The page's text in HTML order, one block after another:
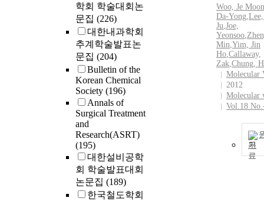
학회 학술대회논
문집 (226)
대한내과학회
추계학술발표논
문집 (204)
Bulletin of the
Korean Chemical
Society (196)
Annals of
Surgical Treatment
and
Research(ASRT)
(195)
대한설비공학
회 학술발표대회
논문집 (189)
한국철도학회
Woo, Je Moon
Da-Yong,
Ju,Joe,
Yeonsoo,
Min,Yim, Jin
Ho,Callaway,
Zak,Chung,
Molecular
2012
Molecular
Vol.18
기